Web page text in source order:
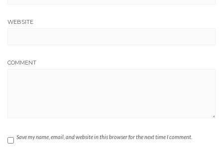
WEBSITE
COMMENT
Save my name, email, and website in this browser for the next time I comment.